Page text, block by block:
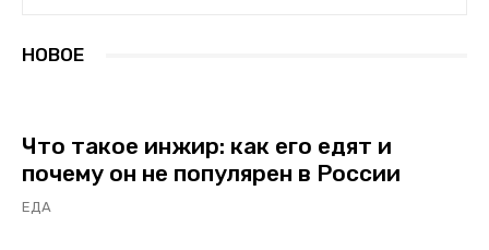
НОВОЕ
Что такое инжир: как его едят и
почему он не популярен в России
ЕДА